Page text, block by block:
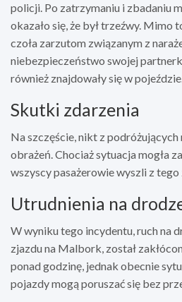
policji. Po zatrzymaniu i zbadaniu
okazało się, że był trzeźwy. Mimo
czoła zarzutom związanym z
niebezpieczeństwo swojej
również znajdowały się w
Skutki zdarzenia
Na szczęście, nikt z podróżujących
obrażeń. Chociaż sytuacja mogła
wszyscy pasażerowie wyszli z
Utrudnienia na
W wyniku tego incydentu, ruch na
zjazdu na Malbork, został
ponad godzinę, jednak obecnie
pojazdy mogą poruszać się bez